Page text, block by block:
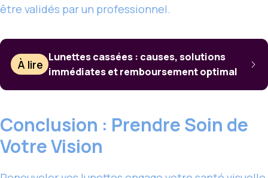
être validés par un professionnel.
À lire
Lunettes cassées : causes, solutions
immédiates et remboursement optimal
Conclusion : Prendre Soin de
Votre Vision